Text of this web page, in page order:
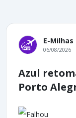
E-Milhas
06/08/2026
Azul
Porto